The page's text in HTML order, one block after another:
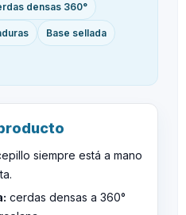
densas 360°
Base sellada
siempre está a mano
cerdas densas a 360°